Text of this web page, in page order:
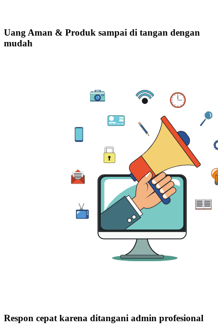
Uang Aman & Produk sampai di tangan dengan
mudah
Respon cepat karena ditangani admin profesional